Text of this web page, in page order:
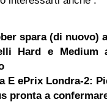
spara (di nuovo)
Hard e Medium
E ePrix Londra-2:
pronta a